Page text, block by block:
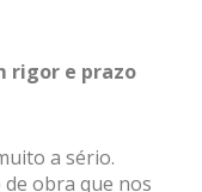
rigor e prazo
a sério.
obra que nos